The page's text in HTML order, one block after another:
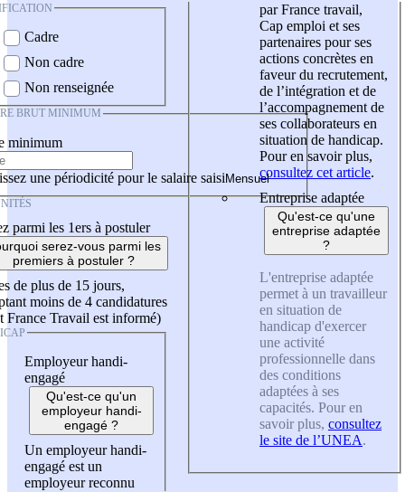
Cadre
Non cadre
Non renseignée
BRUT MINIMUM
minimum
une périodicité pour le salaire saisi
parmi les 1ers à postuler
serez-vous parmi les
premiers à postuler ?
de plus de 15 jours,
moins de 4 candidatures
France Travail est informé)
Employeur handi-
engagé
Qu'est-ce qu'un
employeur handi-
engagé ?
Un employeur handi-
engagé est un
employeur reconnu
par France travail,
Cap emploi et ses
partenaires pour ses
actions concrètes en
faveur du recrutement,
de l’intégration et de
l’accompagnement de
ses collaborateurs en
situation de handicap.
Pour en savoir plus,
consultez cet article.
Entreprise adaptée
Qu'est-ce qu'une
entreprise adaptée
?
L'entreprise adaptée
permet à un travailleur
en situation de
handicap d'exercer
une activité
professionnelle dans
des conditions
adaptées à ses
capacités. Pour en
savoir plus, consultez
le site de l’UNEA.